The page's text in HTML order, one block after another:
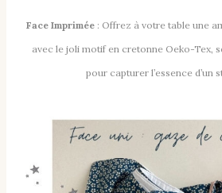
Face Imprimée : Offrez à votre table une
avec le joli motif en cretonne Oeko-Tex,
pour capturer l’essence d’un